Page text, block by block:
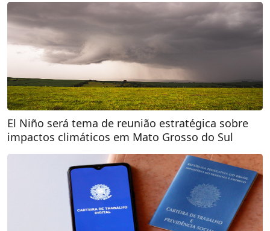
El Niño será tema de reunião estratégica sobre
impactos climáticos em Mato Grosso do Sul